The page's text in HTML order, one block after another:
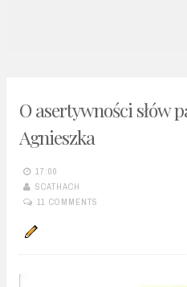
O asertywności słów
Agnieszka
17:00
SCATHACH
11 COMMENTS